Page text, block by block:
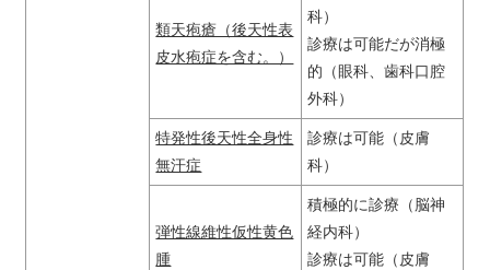
類天疱瘡（後天性表
皮水疱症を含む。）
科）
診療は可能だが消極
的（眼科、歯科口腔
外科）
特発性後天性全身性
無汗症
診療は可能（皮膚
科）
弾性線維性仮性黄色
腫
積極的に診療（脳神
経内科）
診療は可能（皮膚